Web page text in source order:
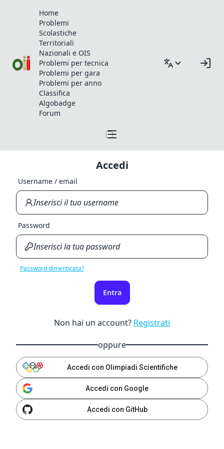
Home
Problemi
Scolastiche
Territoriali
Nazionali e OIS
Problemi per tecnica
Problemi per gara
Problemi per anno
Classifica
Algobadge
Forum
Accedi
Username / email
Password
Password dimenticata?
Entra
Non hai un account? Registrati
oppure
Accedi con Olimpiadi Scientifiche
Accedi con Google
Accedi con GitHub